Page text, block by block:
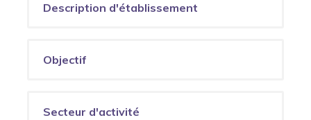
Description d'établissement
Objectif
Secteur d'activité